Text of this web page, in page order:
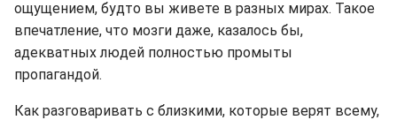
ощущением, будто вы живете в разных мирах. Такое
впечатление, что мозги даже, казалось бы,
адекватных людей полностью промыты
пропагандой.
Как разговаривать с близкими, которые верят всему,